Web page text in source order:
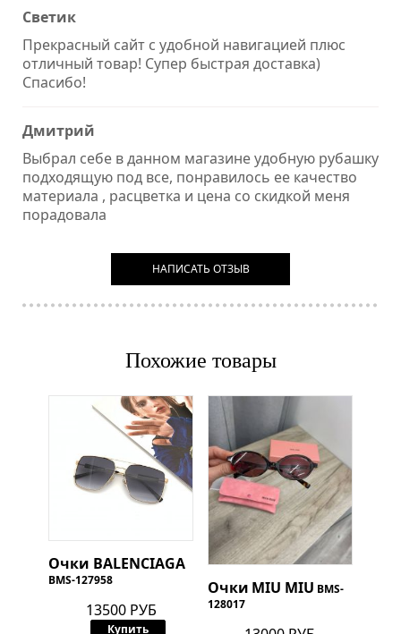
Светик
Прекрасный сайт с удобной навигацией плюс
отличный товар! Супер быстрая доставка)
Спасибо!
Дмитрий
Выбрал себе в данном магазине удобную рубашку
подходящую под все, понравилось ее качество
материала , расцветка и цена со скидкой меня
порадовала
НАПИСАТЬ ОТЗЫВ
Похожие товары
Очки BALENCIAGA
BMS-127958
13500 РУБ
Купить
Очки MIU MIU BMS-
128017